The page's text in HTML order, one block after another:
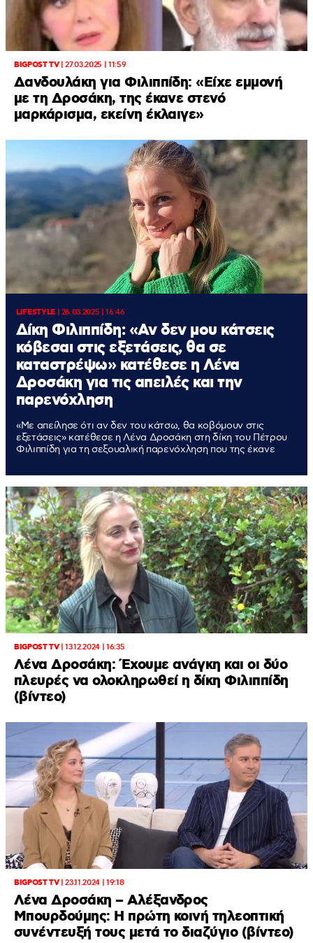
BIGPOST TV|27.03.2025 | 11:59
Δανδουλάκη για Φιλιππίδη: «Είχε εμμονή
με τη Δροσάκη, της έκανε στενό
μαρκάρισμα, εκείνη έκλαιγε»
LIFESTYLE| 26.03.2025 | 16:46
Δίκη Φιλιππίδη: «Αν δεν μου κάτσεις
κόβεσαι στις εξετάσεις, θα σε
καταστρέψω» κατέθεσε η Λένα
Δροσάκη για τις απειλές και την
παρενόχληση
«Με απείλησε ότι αν δεν του κάτσω, θα κοβόμουν στις
εξετάσεις» κατέθεσε η Λένα Δροσάκη στη δίκη του Πέτρου
Φιλιππίδη για τη σεξουαλική παρενόχληση που της έκανε
BIGPOST TV|13.12.2024 | 16:35
Λένα Δροσάκη: Έχουμε ανάγκη και οι δύο
πλευρές να ολοκληρωθεί η δίκη Φιλιππίδη
(βίντεο)
BIGPOST TV|23.11.2024 | 19:18
Λένα Δροσάκη – Αλέξανδρος
Μπουρδούμης: Η πρώτη κοινή τηλεοπτική
συνέντευξή τους μετά το διαζύγιο (βίντεο)